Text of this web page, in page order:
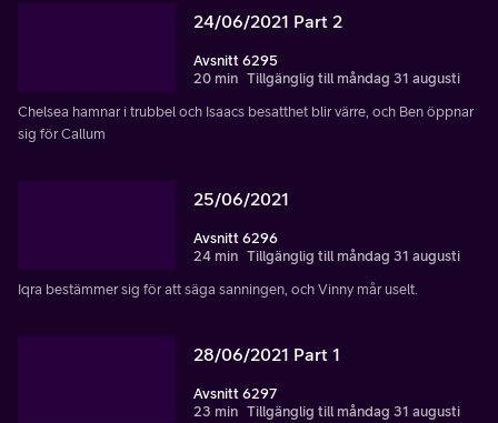
24/06/2021 Part 2
Avsnitt 6295
20 min Tillgänglig till måndag 31 augusti
Chelsea hamnar i trubbel och Isaacs besatthet blir värre, och Ben öppnar
sig för Callum
25/06/2021
Avsnitt 6296
24 min Tillgänglig till måndag 31 augusti
Iqra bestämmer sig för att säga sanningen, och Vinny mår uselt.
28/06/2021 Part 1
Avsnitt 6297
23 min Tillgänglig till måndag 31 augusti